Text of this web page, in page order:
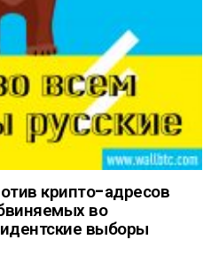
крипто-адресов
во
выборы